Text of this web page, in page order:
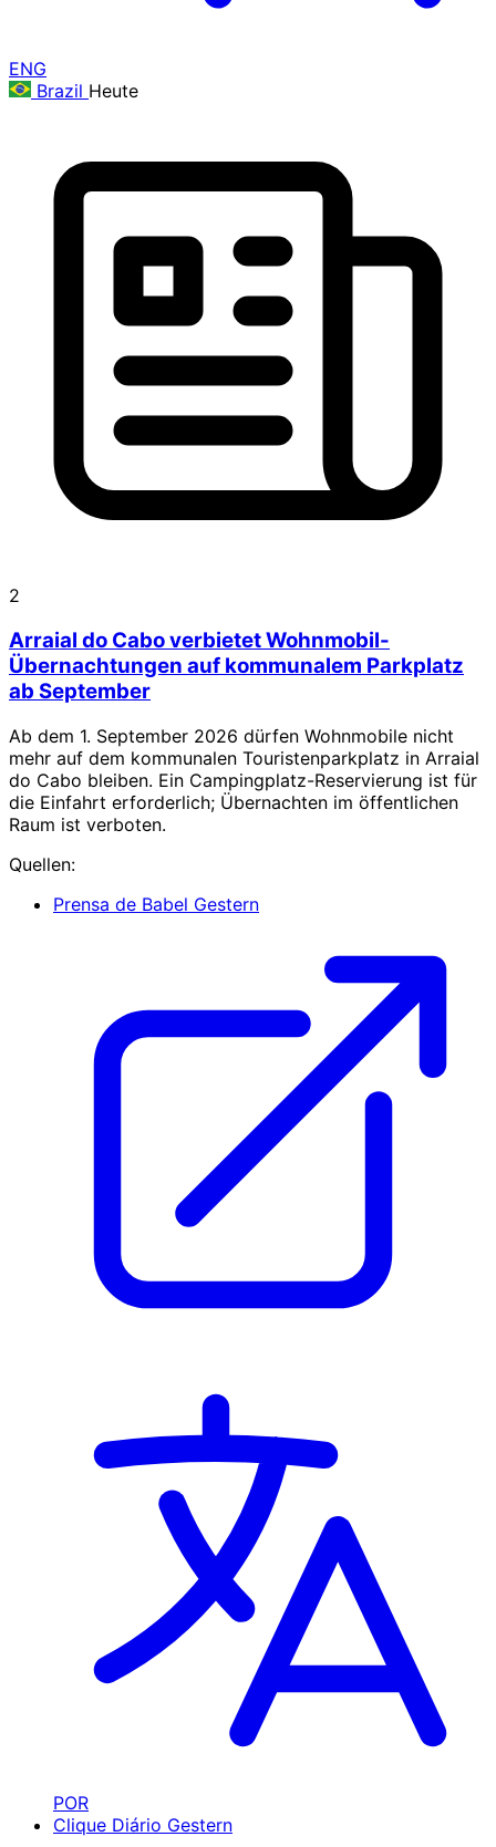
ENG
Brazil Heute
2
Arraial do Cabo verbietet Wohnmobil-
Übernachtungen auf kommunalem Parkplatz
ab September
Ab dem 1. September 2026 dürfen Wohnmobile nicht
mehr auf dem kommunalen Touristenparkplatz in Arraial
do Cabo bleiben. Ein Campingplatz-Reservierung ist für
die Einfahrt erforderlich; Übernachten im öffentlichen
Raum ist verboten.
Quellen:
Prensa de Babel Gestern
POR
Clique Diário Gestern